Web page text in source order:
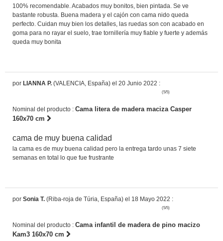
100% recomendable. Acabados muy bonitos, bien pintada. Se ve
bastante robusta. Buena madera y el cajón con cama nido queda
perfecto. Cuidan muy bien los detalles, las ruedas son con acabado en
goma para no rayar el suelo, trae tornillería muy fiable y fuerte y además
queda muy bonita
por LIANNA P. (VALENCIA, España) el 20 Junio 2022 :
(5/5)
Nominal del producto : Cama litera de madera maciza Casper
160x70 cm
cama de muy buena calidad
la cama es de muy buena calidad pero la entrega tardo unas 7 siete
semanas en total lo que fue frustrante
por Sonia T. (Riba-roja de Túria, España) el 18 Mayo 2022 :
(5/5)
Nominal del producto : Cama infantil de madera de pino macizo
Kam3 160x70 cm